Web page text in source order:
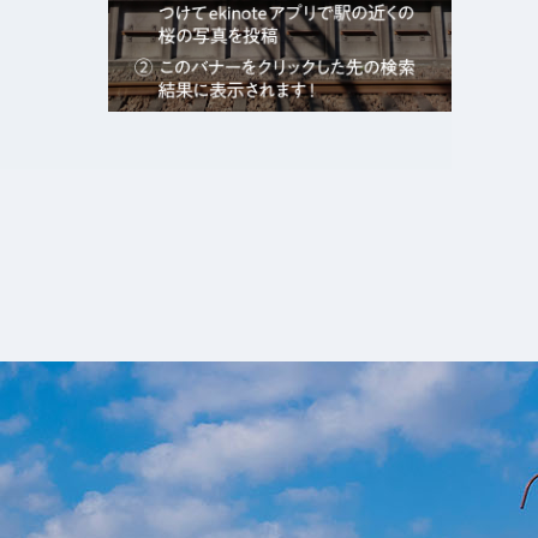
エキガタリ